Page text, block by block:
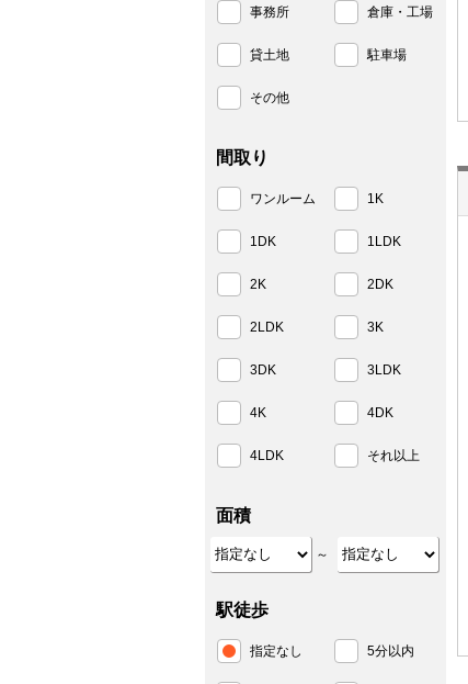
事務所 倉庫・工場
貸土地 駐車場
その他
間取り
ワンルーム 1K
1DK 1LDK
2K 2DK
2LDK 3K
3DK 3LDK
4K 4DK
4LDK それ以上
面積
～
駅徒歩
指定なし 5分以内